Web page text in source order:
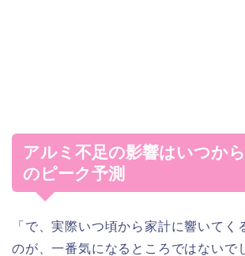
アルミ不足の影響はいつか
のピーク予測
「で、実際いつ頃から家計に響いてく
のが、一番気になるところではないで